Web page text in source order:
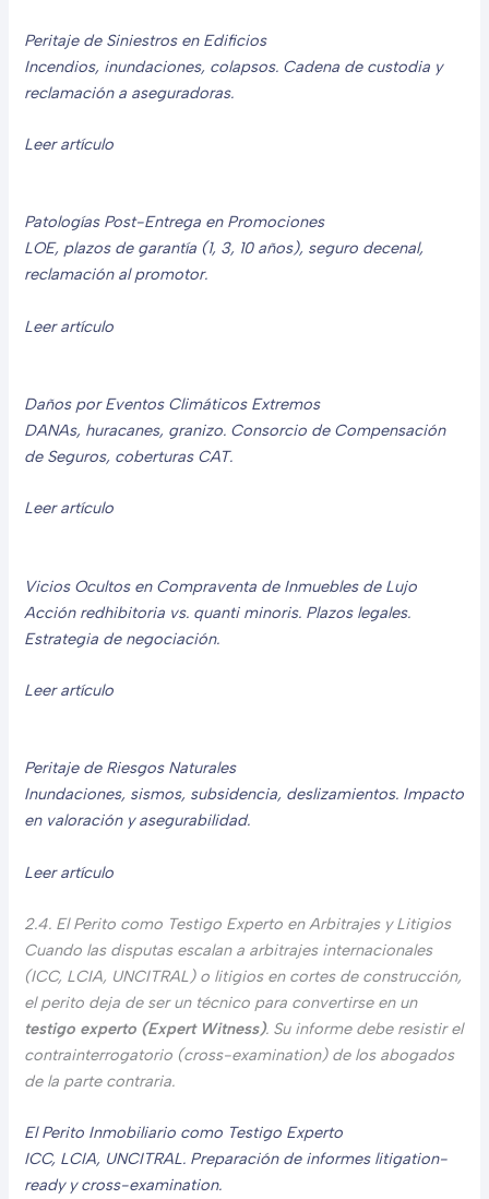
Peritaje de Siniestros en Edificios
Incendios, inundaciones, colapsos. Cadena de custodia y
reclamación a aseguradoras.
Leer artículo
Patologías Post-Entrega en Promociones
LOE, plazos de garantía (1, 3, 10 años), seguro decenal,
reclamación al promotor.
Leer artículo
Daños por Eventos Climáticos Extremos
DANAs, huracanes, granizo. Consorcio de Compensación
de Seguros, coberturas CAT.
Leer artículo
Vicios Ocultos en Compraventa de Inmuebles de Lujo
Acción redhibitoria vs. quanti minoris. Plazos legales.
Estrategia de negociación.
Leer artículo
Peritaje de Riesgos Naturales
Inundaciones, sismos, subsidencia, deslizamientos. Impacto
en valoración y asegurabilidad.
Leer artículo
2.4. El Perito como Testigo Experto en Arbitrajes y Litigios
Cuando las disputas escalan a arbitrajes internacionales
(ICC, LCIA, UNCITRAL) o litigios en cortes de construcción,
el perito deja de ser un técnico para convertirse en un
testigo experto (Expert Witness). Su informe debe resistir el
contrainterrogatorio (cross-examination) de los abogados
de la parte contraria.
El Perito Inmobiliario como Testigo Experto
ICC, LCIA, UNCITRAL. Preparación de informes litigation-
ready y cross-examination.